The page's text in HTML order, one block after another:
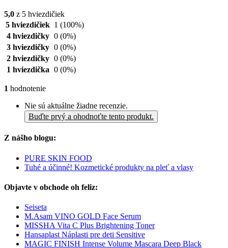
5,0 z 5 hviezdičiek
5 hviezdičiek 1 (100%)
4 hviezdičky 0 (0%)
3 hviezdičky 0 (0%)
2 hviezdičky 0 (0%)
1 hviezdička 0 (0%)
1 hodnotenie
Nie sú aktuálne žiadne recenzie.
Buďte prvý a ohodnoťte tento produkt.
Z nášho blogu:
PURE SKIN FOOD
Tuhé a účinné! Kozmetické produkty na pleť a vlasy
Objavte v obchode oh feliz:
Seiseta
M.Asam VINO GOLD Face Serum
MISSHA Vita C Plus Brightening Toner
Hansaplast Náplasti pre deti Sensitive
MAGIC FINISH Intense Volume Mascara Deep Black